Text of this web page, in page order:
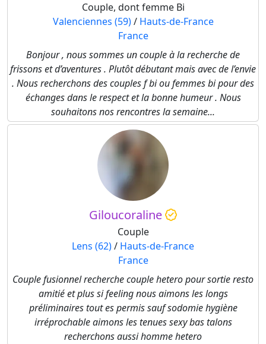
Couple, dont femme Bi
Valenciennes (59)/ Hauts-de-France
France
Bonjour , nous sommes un couple à la recherche de
frissons et d’aventures . Plutôt débutant mais avec de l’envie
. Nous recherchons des couples f bi ou femmes bi pour des
échanges dans le respect et la bonne humeur . Nous
souhaitons nos rencontres la semaine...
Giloucoraline
Couple
Lens (62)/ Hauts-de-France
France
Couple fusionnel recherche couple hetero pour sortie resto
amitié et plus si feeling nous aimons les longs
préliminaires tout es permis sauf sodomie hygiène
irréprochable aimons les tenues sexy bas talons
recherchons aussi homme hetero